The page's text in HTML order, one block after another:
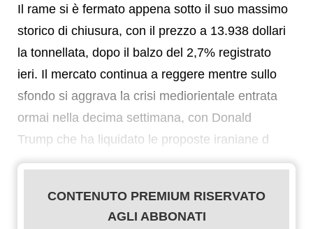
Il rame si è fermato appena sotto il suo massimo
storico di chiusura, con il prezzo a 13.938 dollari
la tonnellata, dopo il balzo del 2,7% registrato
ieri. Il mercato continua a reggere mentre sullo
sfondo si aggrava la crisi mediorientale entrata
ormai nella decima settimana, con Donald
Trump che ha liquidato le proposte iraniane d
CONTENUTO PREMIUM RISERVATO
AGLI ABBONATI